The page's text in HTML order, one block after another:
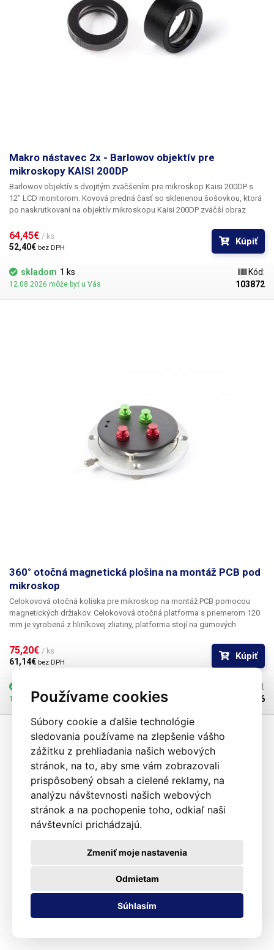
Používame cookies
Súbory cookie a ďalšie technológie
sledovania používame na zlepšenie vášho
zážitku z prehliadania našich webových
stránok, na to, aby sme vám zobrazovali
prispôsobený obsah a cielené reklamy, na
analýzu návštevnosti našich webových
stránok a na pochopenie toho, odkiaľ naši
návštevníci prichádzajú.
Súhlasím
Odmietam
Zmeniť moje nastavenia
Makro nástavec 2x - Barlowov objektív pre
mikroskopy KAISI 200DP
Barlowov objektív s dvojitým zväčšením pre mikroskop Kaisi 200DP s
12" LCD monitorom.
po naskrutkovaní na objektív mikroskopu Kaisi 200DP zväčší obraz
vzdialenosť pohľadu a hĺbku ostrosti na polovicu. V praxi ide o
Barlowovu rozptylnú šošovku, ktorá posúva ohniskovú vzdialenosť a
funguje ako makroobjektív. Optický nástavec je vhodný na prácu s
elektronikou v mikroskope alebo na kontrolu menších objektov.
Predsádka je celokovová, objektív predsádky je sklenený.
Upozorňujeme, že v prípade mikroskopov KASI sa závit pre predsádky
líši podľa revízie, preto v poznámke k objednávke uveďte, či
64,45€ / ks
52,40€ bez DPH
Kúpiť
skladom 1 ks
12.08.2026 môže byť u Vás
Kód:
103872
360° otočná magnetická plošina na montáž PCB pod
mikroskop
Celokovová otočná kolíska pre mikroskop na montáž PCB pomocou
magnetických držiakov. Celokovová otočná platforma s priemerom 120
mm je vyrobená z hliníkovej zliatiny, platforma stojí na gumových
4 silné magnety, ktoré pripevňujú držiak PCB s priemerom 96 mm k
otočnej platforme, držiak je magnetický. Dosky plošných spojov sú k
držiaku pripevnené pomocou 4 ks magnetických svoriek. Úchytky majú
na jednej strane silný magnet a môžu sa voľne pohybovať na doske
držiaka, na hornej strane sú na úchytkách vyfrézované hrany na upnutie
možno použiť nielen na pozorovanie DPS a iných malých predmetov pod
mikroskopom, ale je aj vynikajúcim nástrojom na spájkovanie a servis
DPS, spínačov a iných súčiastok, ktoré sa bez držiaka spájkujú veľmi
ťažko. Plošina je otočná o 360° a pomocou aretačnej skrutky sa dá
zafixovať v ľubovoľnej polohe. Obsah balenia.
75,20€ / ks
61,14€ bez DPH
Kúpiť
12.08.2026 môže byť u Vás
Kód:
103906